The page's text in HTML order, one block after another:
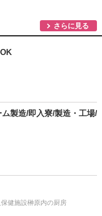
さらに見る
製造/即入寮/製造・工場/
健施設榊原内の厨房